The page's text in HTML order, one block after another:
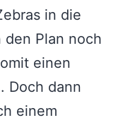
in die
Plan noch
einen
Doch dann
einem